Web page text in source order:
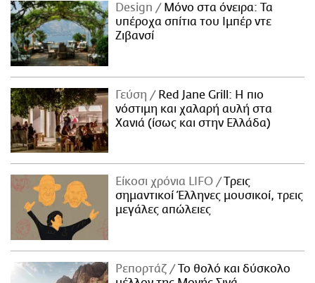
Design
Μόνο στα όνειρα: Τα
υπέροχα σπίτια του Ιμπέρ ντε
Ζιβανσί
Γεύση
Red Jane Grill: Η πιο
νόστιμη και χαλαρή αυλή στα
Χανιά (ίσως και στην Ελλάδα)
Είκοσι χρόνια LIFO
Tρεις
σημαντικοί Έλληνες μουσικοί, τρεις
μεγάλες απώλειες
Ρεπορτάζ
Το θολό και δύσκολο